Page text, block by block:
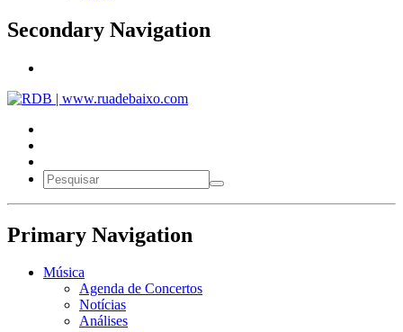
Secondary Navigation
Primary Navigation
Música
Agenda de Concertos
Notícias
Análises